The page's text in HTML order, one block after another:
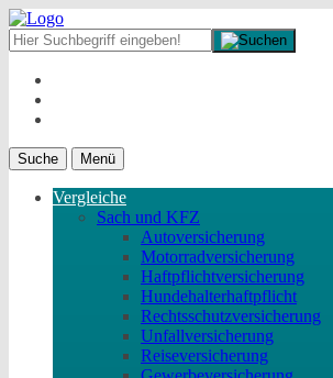
Suche Menü
Vergleiche
Sach und KFZ
Autoversicherung
Motorradversicherung
Haftpflichtversicherung
Hundehalterhaftpflicht
Rechtsschutzversicherung
Unfallversicherung
Reiseversicherung